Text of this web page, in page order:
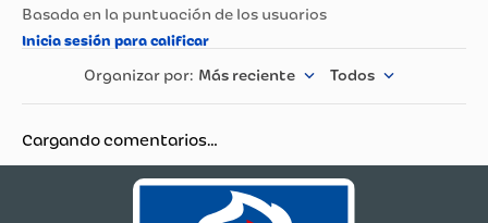
Más reciente Todos
Cargando comentarios…